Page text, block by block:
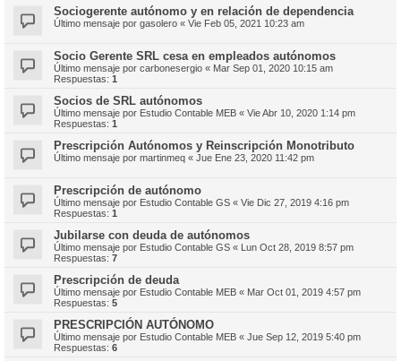
Sociogerente autónomo y en relación de dependencia
Último mensaje por gasolero « Vie Feb 05, 2021 10:23 am
Sociо Gerente SRL cesa en empleados autónomos
Último mensaje por carbonesergio « Mar Sep 01, 2020 10:15 am
Respuestas: 1
Socios de SRL autónomos
Último mensaje por Estudio Contable MEB « Vie Abr 10, 2020 1:14 pm
Respuestas: 1
Prescripción Autónomos y Reinscripción Monotributo
Último mensaje por martinmeq « Jue Ene 23, 2020 11:42 pm
Prescripción de autónomo
Último mensaje por Estudio Contable GS « Vie Dic 27, 2019 4:16 pm
Respuestas: 1
Jubilarse con deuda de autónomos
Último mensaje por Estudio Contable GS « Lun Oct 28, 2019 8:57 pm
Respuestas: 7
Prescripción de deuda
Último mensaje por Estudio Contable MEB « Mar Oct 01, 2019 4:57 pm
Respuestas: 5
PRESCRIPCIÓN AUTÓNOMO
Último mensaje por Estudio Contable MEB « Jue Sep 12, 2019 5:40 pm
Respuestas: 6